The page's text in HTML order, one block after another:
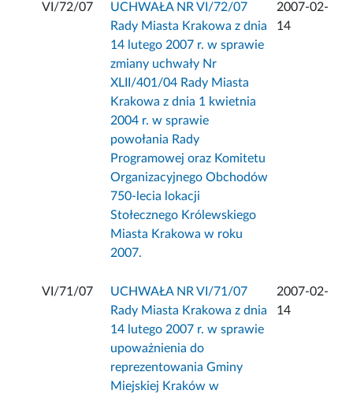
VI/72/07
UCHWAŁA NR VI/72/07
Rady Miasta Krakowa z dnia
14 lutego 2007 r. w sprawie
zmiany uchwały Nr
XLII/401/04 Rady Miasta
Krakowa z dnia 1 kwietnia
2004 r. w sprawie
powołania Rady
Programowej oraz Komitetu
Organizacyjnego Obchodów
750-lecia lokacji
Stołecznego Królewskiego
Miasta Krakowa w roku
2007.
2007-02-
14
VI/71/07
UCHWAŁA NR VI/71/07
Rady Miasta Krakowa z dnia
14 lutego 2007 r. w sprawie
upoważnienia do
reprezentowania Gminy
Miejskiej Kraków w
2007-02-
14